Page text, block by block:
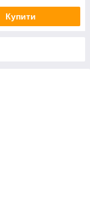
Купити